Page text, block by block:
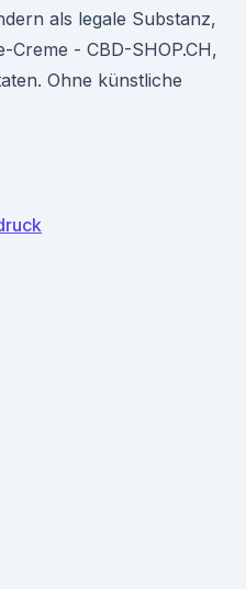
als legale Substanz,
Creme - CBD-SHOP.CH,
Ohne künstliche